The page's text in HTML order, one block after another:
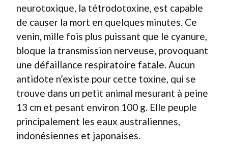
neurotoxique, la tétrodotoxine, est capable
de causer la mort en quelques minutes. Ce
venin, mille fois plus puissant que le cyanure,
bloque la transmission nerveuse, provoquant
une défaillance respiratoire fatale. Aucun
antidote n’existe pour cette toxine, qui se
trouve dans un petit animal mesurant à peine
13 cm et pesant environ 100 g. Elle peuple
principalement les eaux australiennes,
indonésiennes et japonaises.